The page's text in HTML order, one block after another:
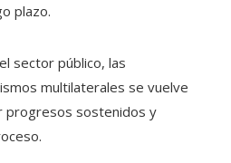
plazo.
sector público, las
multilaterales se vuelve
progresos sostenidos y